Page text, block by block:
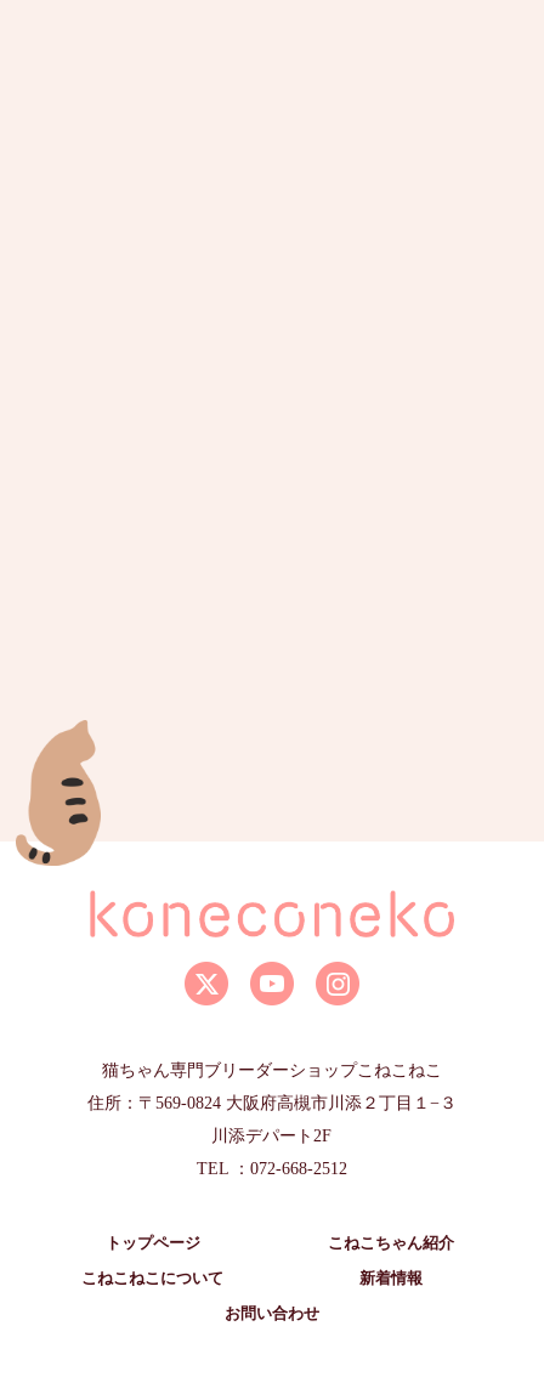
猫ちゃん専門ブリーダーショップこねこねこ
住所：〒569-0824 大阪府高槻市川添２丁目１−３
川添デパート2F
TEL ：072-668-2512
トップページ こねこちゃん紹介
こねこねこについて 新着情報
お問い合わせ